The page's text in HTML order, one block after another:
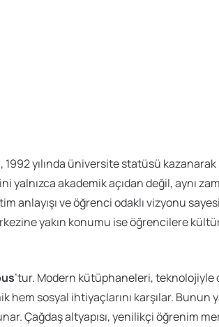
1992 yılında üniversite statüsü
yalnızca akademik açıdan değil, aynı
anlayışı ve öğrenci odaklı vizyonu
yakın konumu ise öğrencilere
’tur. Modern kütüphaneleri, teknolojiyle
sosyal ihtiyaçlarını karşılar. Bunun
Çağdaş altyapısı, yenilikçi öğrenim